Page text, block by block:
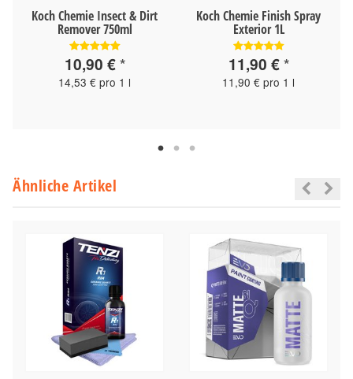
Koch Chemie Insect & Dirt
Remover 750ml
10,90 €*
14,53 € pro 1 l
Koch Chemie Finish Spray
Exterior 1L
11,90 €*
11,90 € pro 1 l
Ähnliche Artikel